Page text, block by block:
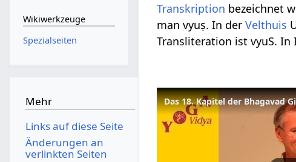
Transkription bezeichnet
man vyuṣ. In derVelthuis
Transliteration ist vyuS. In
Das 18. Kapitel der Bhagavad
Wikiwerkzeuge
Spezialseiten
Mehr
Links auf diese Seite
Änderungen an
verlinkten Seiten